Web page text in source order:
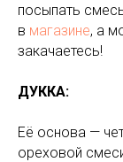
посыпать
в магазине, а
закачаетесь!
ДУККА:
Её основа —
ореховой